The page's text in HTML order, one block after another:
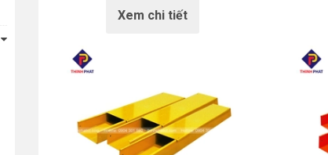
Xem chi tiết